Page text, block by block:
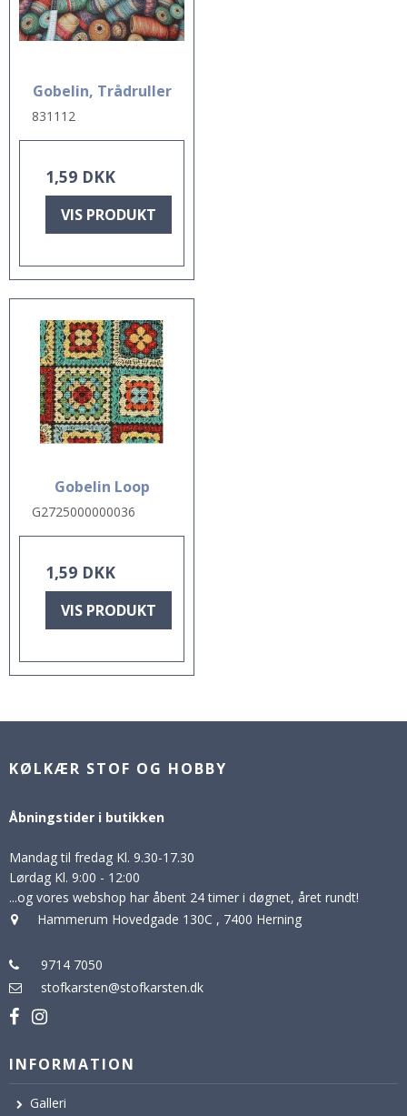
Gobelin, Trådruller
831112
1,59 DKK
VIS PRODUKT
Gobelin Loop
G2725000000036
1,59 DKK
VIS PRODUKT
KØLKÆR STOF OG HOBBY
Åbningstider i butikken
Mandag til fredag Kl. 9.30-17.30
Lørdag Kl. 9:00 - 12:00
...og vores webshop har åbent 24 timer i døgnet, året rundt!
Hammerum Hovedgade 130C , 7400 Herning
9714 7050
stofkarsten@stofkarsten.dk
INFORMATION
Galleri